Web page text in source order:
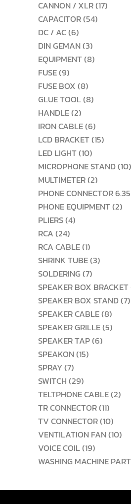
สินค้า
CANNON / XLR 1717
CAPACITOR 5454
DC / AC 66
สินค้า
DIN GEMAN 33
สินค้า
EQUIPMENT 88
FUSE 99
สินค้า
FUSE BOX 88
สินค้า
GLUE TOOL 88
HANDLE 22
สินค้า
IRON CABLE 66
สินค้า
LCD BRACKET 1515
LED LIGHT 1010
สินค้า
MICROPHONE STAND 1010
MULTIMETER 22
สินค้า
PHONE CONNECTOR
PHONE EQUIPMENT 22
PLIERS 44
RCA 2424
สินค้า
RCA CABLE 11
สินค้า
SHRINK TUBE 33
SOLDERING 77
สินค้า
SPEAKER BOX BRACKET
SPEAKER BOX STAND 77
SPEAKER CABLE 88
สินค้า
SPEAKER GRILLE 55
SPEAKER TAP 66
SPEAKON 1515
SPRAY 77
สินค้า
SWITCH 2929
สินค้า
TELTPHONE CABLE 22
TR CONNECTOR 1111
สินค้า
TV CONNECTOR 1010
สินค้า
VENTILATION FAN 1010
VOICE COIL 1919
สินค้า
WASHING MACHINE PART